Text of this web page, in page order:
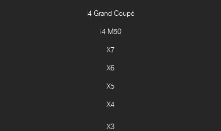
i4 Grand Coupé
i4 M50
X7
X6
X5
X4
X3